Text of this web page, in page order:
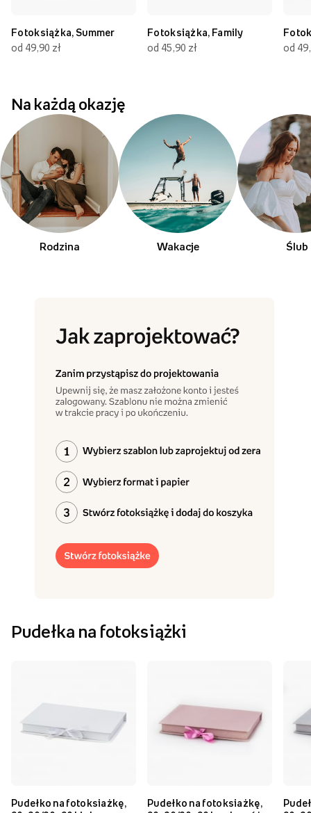
Fotoksiążka, Summer
od 49,90 zł
Fotoksiążka, Family
od 45,90 zł
od
Na każdą okazję
Rodzina Wakacje Ślub
Pudełka na fotoksiążki
Pudełko na fotoksiażkę,
Pudełko na fotoksiażkę,